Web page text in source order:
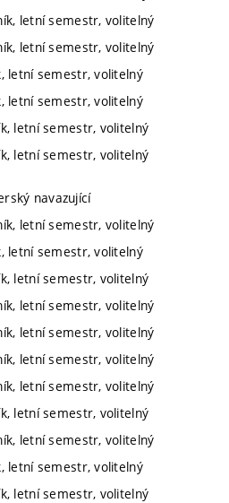
letní semestr, volitelný
letní semestr, volitelný
letní semestr, volitelný
letní semestr, volitelný
letní semestr, volitelný
letní semestr, volitelný
navazující
letní semestr, volitelný
letní semestr, volitelný
letní semestr, volitelný
letní semestr, volitelný
letní semestr, volitelný
letní semestr, volitelný
letní semestr, volitelný
letní semestr, volitelný
letní semestr, volitelný
letní semestr, volitelný
letní semestr, volitelný